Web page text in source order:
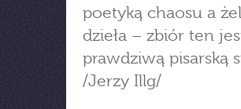
poetyką chaosu a
dzieła – zbiór ten
prawdziwą pisarską
/Jerzy Illg/